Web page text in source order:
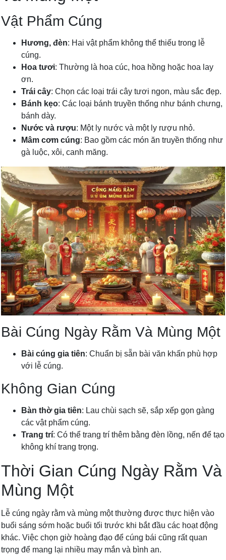
Vật Phẩm Cúng
Hương, đèn: Hai vật phẩm không thể thiếu trong lễ
cúng.
Hoa tươi: Thường là hoa cúc, hoa hồng hoặc hoa lay
ơn.
Trái cây: Chọn các loại trái cây tươi ngon, màu sắc đẹp.
Bánh kẹo: Các loại bánh truyền thống như bánh chưng,
bánh dày.
Nước và rượu: Một ly nước và một ly rượu nhỏ.
Mâm cơm cúng: Bao gồm các món ăn truyền thống như
gà luộc, xôi, canh măng.
Bài Cúng Ngày Rằm Và Mùng Một
Bài cúng gia tiên: Chuẩn bị sẵn bài văn khấn phù hợp
với lễ cúng.
Không Gian Cúng
Bàn thờ gia tiên: Lau chùi sạch sẽ, sắp xếp gọn gàng
các vật phẩm cúng.
Trang trí: Có thể trang trí thêm bằng đèn lồng, nến để tạo
không khí trang trọng.
Thời Gian Cúng Ngày Rằm Và
Mùng Một
Lễ cúng ngày rằm và mùng một thường được thực hiện vào
buổi sáng sớm hoặc buổi tối trước khi bắt đầu các hoạt động
khác. Việc chọn giờ hoàng đạo để cúng bái cũng rất quan
trọng để mang lại nhiều may mắn và bình an.